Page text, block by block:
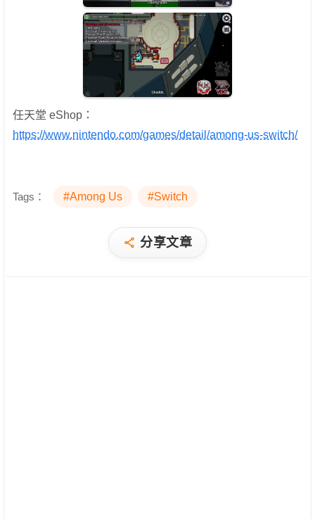
任天堂 eShop：
https://www.nintendo.com/games/detail/among-us-switch/
Tags： #Among Us #Switch
分享文章